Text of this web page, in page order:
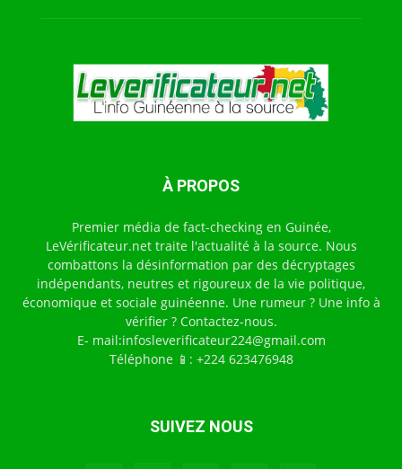
À PROPOS
Premier média de fact-checking en Guinée,
LeVérificateur.net traite l'actualité à la source. Nous
combattons la désinformation par des décryptages
indépendants, neutres et rigoureux de la vie politique,
économique et sociale guinéenne. Une rumeur ? Une info à
vérifier ? Contactez-nous.
E- mail:infosleverificateur224@gmail.com
Téléphone 📱: +224 623476948
SUIVEZ NOUS